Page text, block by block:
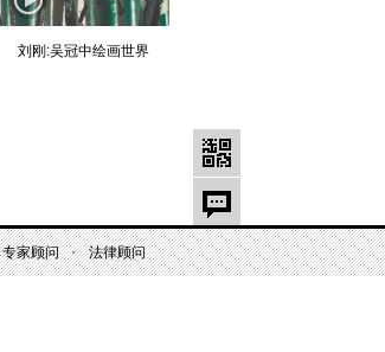
刘刚:吴冠中绘画世界
专家顾问 法律顾问